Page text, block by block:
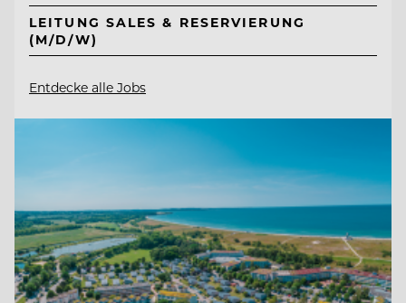
LEITUNG SALES & RESERVIERUNG
(M/D/W)
Entdecke alle Jobs